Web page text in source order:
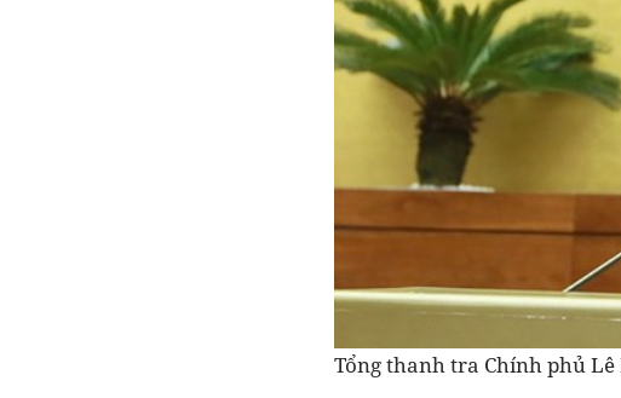
Tổng thanh tra Chính phủ